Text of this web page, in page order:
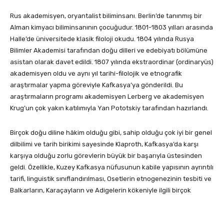
Rus akademisyen, oryantalist biliminsanı. Berlin’de tanınmış bir
Alman kimyacı biliminsanının çocuğudur. 1801-1803 yılları arasında
Halle’de üniversitede klasik filoloji okudu. 1804 yılında Rusya
Bilimler Akademisi tarafından doğu dilleri ve edebiyatı bölümüne
asistan olarak davet edildi. 1807 yılında ekstraordinar (ordinaryüs)
akademisyen oldu ve aynı yıl tarihi-filolojik ve etnografik
araştırmalar yapma göreviyle Kafkasya’ya gönderildi. Bu
araştırmaların programı akademisyen Lerberg ve akademisyen
Krug’un çok yakın katılımıyla Yan Pototskiy tarafından hazırlandı.
Birçok doğu diline hâkim olduğu gibi, sahip olduğu çok iyi bir genel
dilbilimi ve tarih birikimi sayesinde Klaproth, Kafkasya’da karşı
karşıya olduğu zorlu görevlerin büyük bir başarıyla üstesinden
geldi. Özellikle, Kuzey Kafkasya nüfusunun kabile yapısının ayrıntılı
tarifi, linguistik sınıflandırılması, Osetlerin etnogenezinin tesbiti ve
Balkarların, Karaçayların ve Adigelerin kökeniyle ilgili birçok